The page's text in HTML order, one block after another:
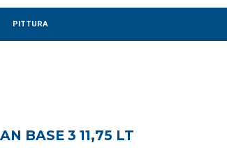
PITTURA
BASE 3 11,75 LT